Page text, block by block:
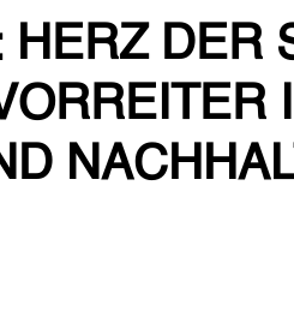
DER